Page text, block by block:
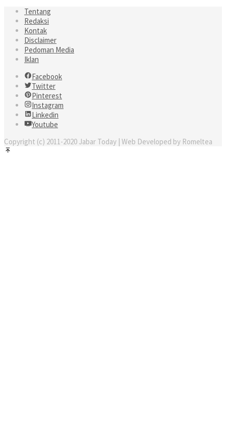
Tentang
Redaksi
Kontak
Disclaimer
Pedoman Media
Iklan
Facebook
Twitter
Pinterest
Instagram
Linkedin
Youtube
Copyright (c) 2011-2020 Jabar Today | Web Developed by Romeltea